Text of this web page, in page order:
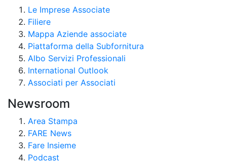
Le Imprese Associate
Filiere
Mappa Aziende associate
Piattaforma della Subfornitura
Albo Servizi Professionali
International Outlook
Associati per Associati
Newsroom
Area Stampa
FARE News
Fare Insieme
Podcast